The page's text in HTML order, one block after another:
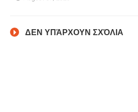
ΔΕΝ ΥΠΆΡΧΟΥΝ ΣΧΌΛΙΑ